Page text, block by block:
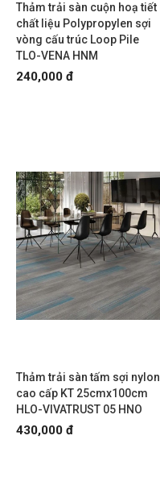
Thảm trải sàn cuộn hoạ tiết
chất liệu Polypropylen sợi
vòng cấu trúc Loop Pile
TLO-VENA HNM
240,000 đ
Thảm trải sàn tấm sợi nylon
cao cấp KT 25cmx100cm
HLO-VIVATRUST 05 HNO
430,000 đ